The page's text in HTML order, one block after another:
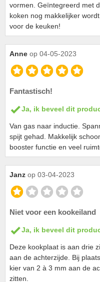
vormen. Geïntegreerd met
koken nog makkelijker
voor de keuken!
Anne op 04-05-2023
Fantastisch!
Ja, ik beveel dit
Van gas naar inductie.
spijt gehad. Makkelijk
booster functie en veel
Janz op 03-04-2023
Niet voor een kookeiland
Ja, ik beveel dit
Deze kookplaat is aan drie
aan de achterzijde. Bij
kier van 2 à 3 mm aan de
zitten.